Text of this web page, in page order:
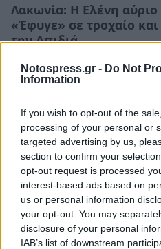
Notospress.gr - Do Not
Information
If you wish to opt-out of the
processing of your personal or
targeted advertising by us,
section to confirm your
opt-out request is processed
interest-based ads based on
us or personal information
your opt-out. You may
disclosure of your personal
IAB’s list of downstream
Λακωνία: Η Ελένη αύριο
«Έφυγε» σε τροχαίο
την Απιδιά
05/08/2026 10:25